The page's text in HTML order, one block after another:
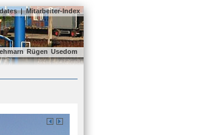
| Mitarbeiter-Index
Rügen Usedom